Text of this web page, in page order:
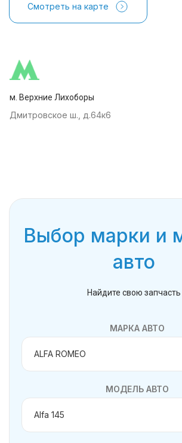
Смотреть на карте
м. Верхние Лихоборы
Дмитровское ш., д.64к6
Выбор марки и
авто
Найдите свою запчасть
МАРКА АВТО
МОДЕЛЬ АВТО